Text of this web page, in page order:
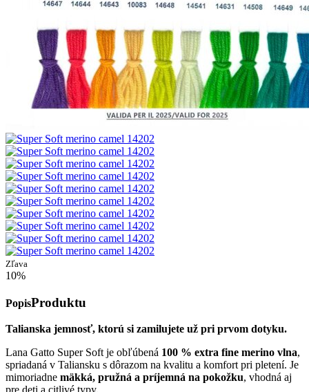
Zľava
10%
PopisProduktu
Talianska jemnosť, ktorú si zamilujete už pri prvom dotyku.
Lana Gatto Super Soft je obľúbená 100 % extra fine merino vlna,
spriadaná v Taliansku s dôrazom na kvalitu a komfort pri pletení. Je
mimoriadne mäkká, pružná a príjemná na pokožku, vhodná aj